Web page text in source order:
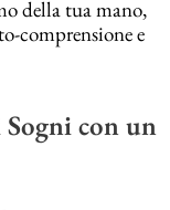
della tua mano,
comprensione e
con un